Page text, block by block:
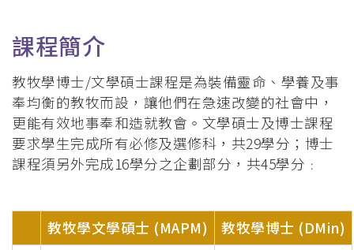
結
課程簡介
教牧學博士/文學碩士課程是為裝備靈命、學養及事
奉均衡的教牧而設，讓他們在急速改變的社會中，
更能有效地事奉和造就教會。文學碩士及博士課程
要求學生完成所有必修及選修科，共29學分；博士
課程須另外完成16學分之企劃部分，共45學分﹕
教牧學文學碩士 (MAPM)
教牧學博士 (DMin)